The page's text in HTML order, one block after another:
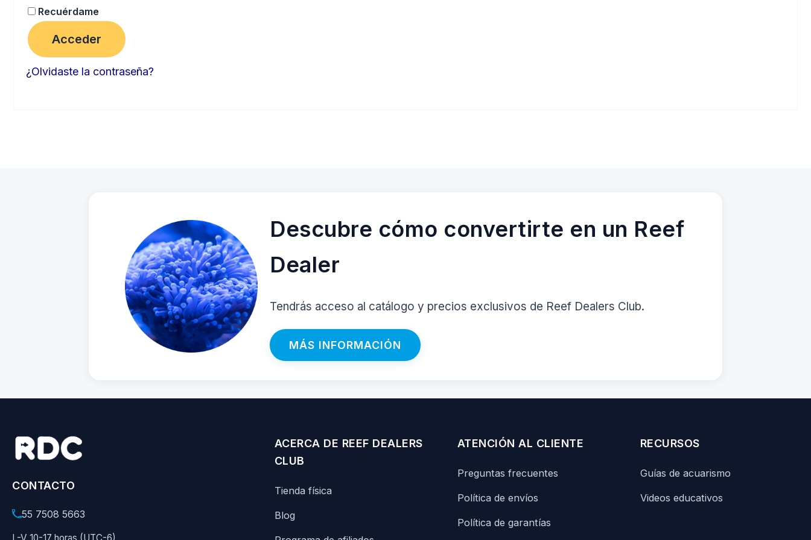
Recuérdame
Acceder
¿Olvidaste la contraseña?
Descubre cómo convertirte en un Reef
Dealer
Tendrás acceso al catálogo y precios exclusivos de Reef Dealers Club.
MÁS INFORMACIÓN
CONTACTO
55 7508 5663
ACERCA DE REEF DEALERS
CLUB
Tienda física
Blog
ATENCIÓN AL CLIENTE
Preguntas frecuentes
Política de envíos
Política de garantías
RECURSOS
Guías de acuarismo
Videos educativos